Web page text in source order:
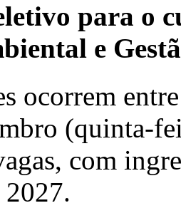
para o
e
ocorrem
(quinta-
com